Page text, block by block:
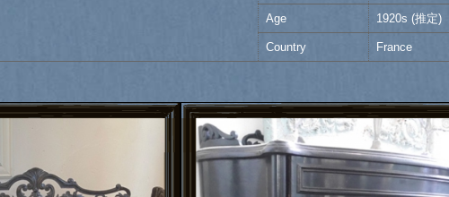
Age 1920s (推定)
Country France